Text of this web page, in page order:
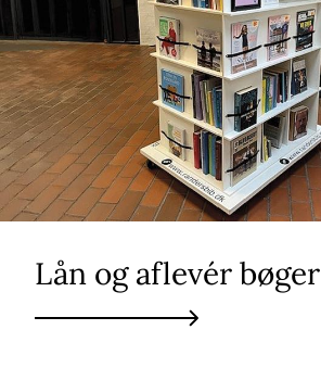
Lån og aflevér bøger